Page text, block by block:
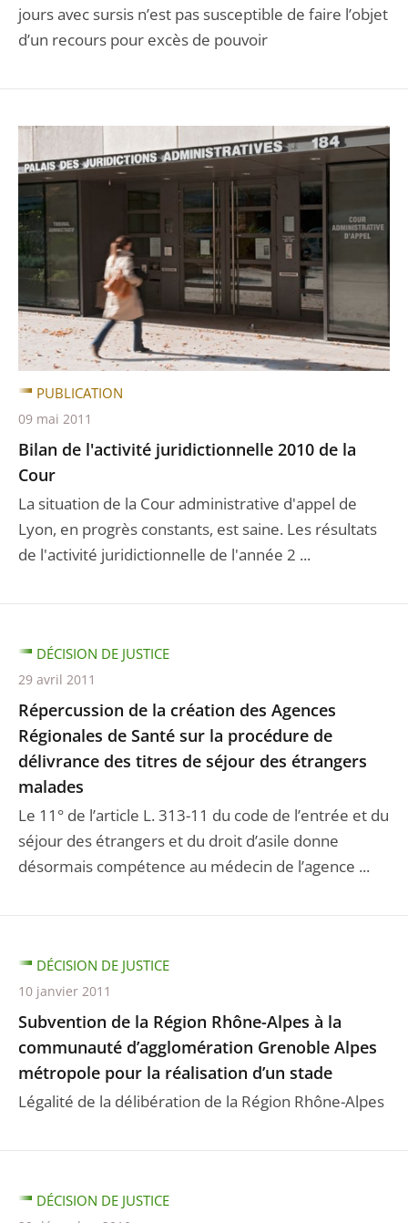
jours avec sursis n’est pas susceptible de faire l’objet
d’un recours pour excès de pouvoir
Bilan de l'activité juridictionnelle 2010 de la
Cour
La situation de la Cour administrative d'appel de
Lyon, en progrès constants, est saine. Les résultats
de l'activité juridictionnelle de l'année 2 ...
PUBLICATION
09 mai 2011
Répercussion de la création des Agences
Régionales de Santé sur la procédure de
délivrance des titres de séjour des étrangers
malades
Le 11° de l’article L. 313-11 du code de l’entrée et du
séjour des étrangers et du droit d’asile donne
désormais compétence au médecin de l’agence ...
DÉCISION DE JUSTICE
29 avril 2011
Subvention de la Région Rhône-Alpes à la
communauté d’agglomération Grenoble Alpes
métropole pour la réalisation d’un stade
Légalité de la délibération de la Région Rhône-Alpes
DÉCISION DE JUSTICE
10 janvier 2011
DÉCISION DE JUSTICE